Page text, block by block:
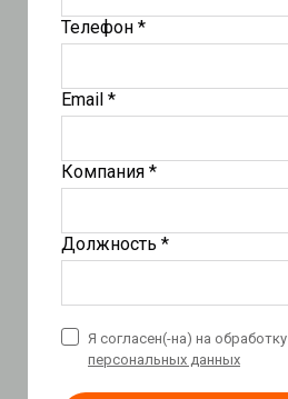
Телефон *
Email *
Компания *
Должность *
Я согласен(-на) на обработку
персональных данных